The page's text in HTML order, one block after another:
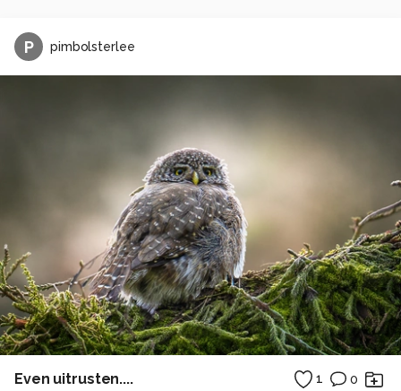
P pimbolsterlee
Even uitrusten.... 1 0